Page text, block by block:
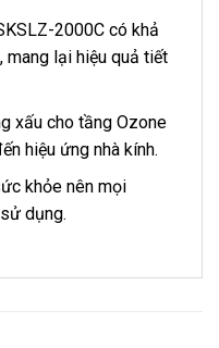
2000C có khả
mang lại hiệu quả tiết
xấu cho tầng Ozone
hiệu ứng nhà kính.
khỏe nên mọi
dụng.